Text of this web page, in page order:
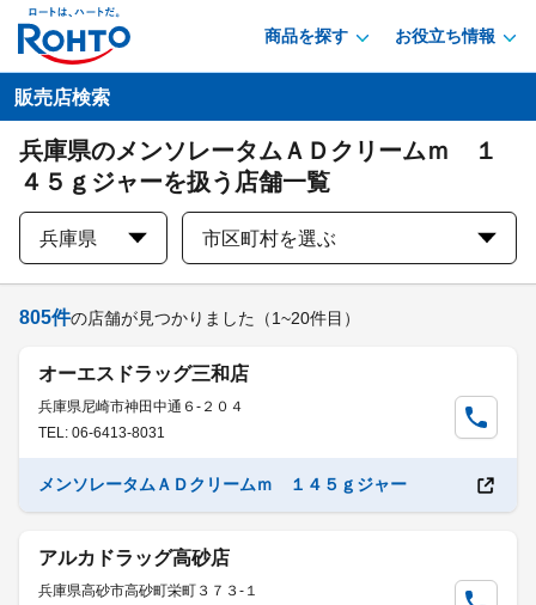
商品を探す お役立ち情報
販売店検索
兵庫県のメンソレータムＡＤクリームｍ １
４５ｇジャーを扱う店舗一覧
兵庫県 市区町村を選ぶ
805件の店舗が見つかりました （1~20件目）
オーエスドラッグ三和店
兵庫県尼崎市神田中通６-２０４
TEL: 06-6413-8031
メンソレータムＡＤクリームｍ １４５ｇジャー
アルカドラッグ高砂店
兵庫県高砂市高砂町栄町３７３-１